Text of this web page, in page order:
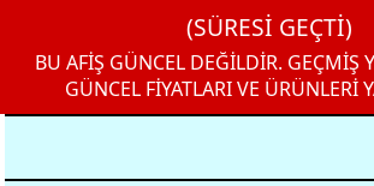
(SÜRESİ GEÇTİ)
BU AFİŞ GÜNCEL DEĞİLDİR. GEÇMİŞ
GÜNCEL FİYATLARI VE ÜRÜNLERİ